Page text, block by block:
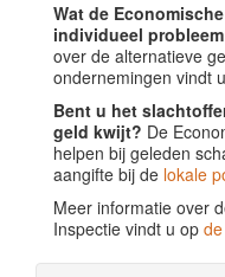
Wat de
individueel
over de alternatieve
ondernemingen vindt
Bent u het
geld kwijt? De
helpen bij geleden
aangifte bij de lokale
Meer informatie over
Inspectie vindt u op